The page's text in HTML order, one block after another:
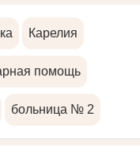
Карелия
помощь
больница № 2